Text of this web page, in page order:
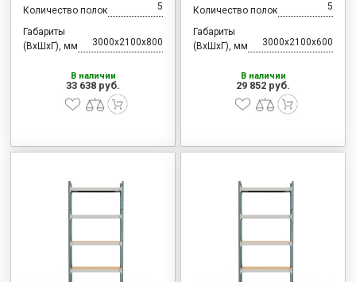
Количество полок 5
Габариты
(ВхШхГ), мм
3000x2100x800
В наличии
33 638 руб.
Количество полок 5
Габариты
(ВхШхГ), мм
3000x2100x600
В наличии
29 852 руб.